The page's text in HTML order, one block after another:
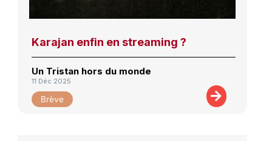
Karajan enfin en streaming ?
Un Tristan hors du monde
11 Déc 2025
Brève